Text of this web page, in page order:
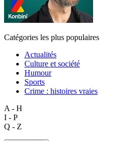
Catégories les plus populaires
Actualités
Culture et société
Humour
Sports
Crime : histoires vraies
A - H
I - P
Q - Z